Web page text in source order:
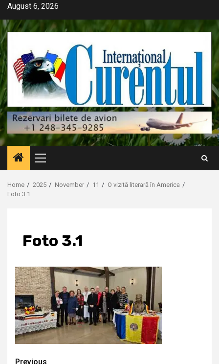
Skip
content
August 6, 2026
Primary
Menu
Home 2025 November 11
O vizită literară în America
Foto 3.1
Foto 3.1
Previous